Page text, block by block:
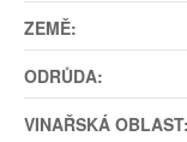
ZEMĚ:
ODRŮDA:
VINAŘSKÁ OBLAST: